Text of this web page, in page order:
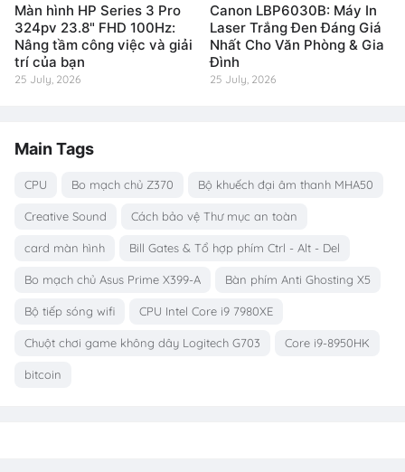
Màn hình HP Series 3 Pro
324pv 23.8" FHD 100Hz:
Nâng tầm công việc và giải
trí của bạn
25 July, 2026
Canon LBP6030B: Máy In
Laser Trắng Đen Đáng Giá
Nhất Cho Văn Phòng & Gia
Đình
25 July, 2026
Main Tags
CPU Bo mạch chủ Z370 Bộ khuếch đại âm thanh MHA50
Creative Sound Cách bảo vệ Thư mục an toàn
card màn hình Bill Gates & Tổ hợp phím Ctrl - Alt - Del
Bo mạch chủ Asus Prime X399-A Bàn phím Anti Ghosting X5
Bộ tiếp sóng wifi CPU Intel Core i9 7980XE
Chuột chơi game không dây Logitech G703 Core i9-8950HK
bitcoin